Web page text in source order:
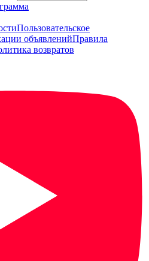
Пользовательское
объявленийПравила
возвратов